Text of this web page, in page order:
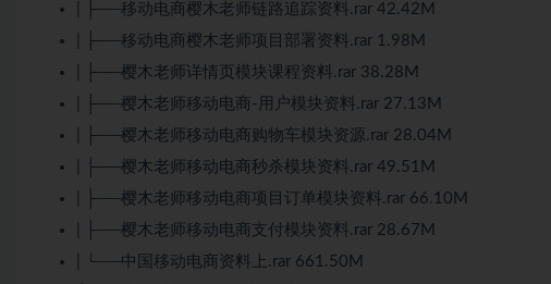
| ├──移动电商樱木老师链路追踪资料.rar 42.42M
| ├──移动电商樱木老师项目部署资料.rar 1.98M
| ├──樱木老师详情页模块课程资料.rar 38.28M
| ├──樱木老师移动电商-用户模块资料.rar 27.13M
| ├──樱木老师移动电商购物车模块资源.rar 28.04M
| ├──樱木老师移动电商秒杀模块资料.rar 49.51M
| ├──樱木老师移动电商项目订单模块资料.rar 66.10M
| ├──樱木老师移动电商支付模块资料.rar 28.67M
| └──中国移动电商资料上.rar 661.50M